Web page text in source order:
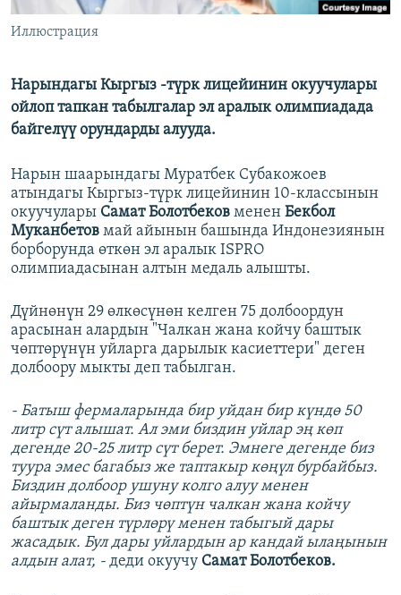
Иллюстрация
Нарындагы Кыргыз -түрк лицейинин окуучулары
ойлоп тапкан табылгалар эл аралык олимпиадада
байгелүү орундарды алууда.
Нарын шаарындагы Муратбек Субакожоев
атындагы Кыргыз-түрк лицейинин 10-классынын
окуучулары Самат Болотбеков менен Бекбол
Муканбетов май айынын башында Индонезиянын
борборунда өткөн эл аралык ISPRO
олимпиадасынан алтын медаль алышты.
Дүйнөнүн 29 өлкөсүнөн келген 75 долбоордун
арасынан алардын "Чалкан жана койчу баштык
чөптөрүнүн уйларга дарылык касиеттери" деген
долбоору мыкты деп табылган.
- Батыш фермаларында бир уйдан бир күндө 50
литр сүт алышат. Ал эми биздин уйлар эң көп
дегенде 20-25 литр сүт берет. Эмнеге дегенде биз
туура эмес багабыз же таптакыр көңүл бурбайбыз.
Биздин долбоор ушуну колго алуу менен
айырмаланды. Биз чөптүн чалкан жана койчу
баштык деген түрлөрү менен табыгый дары
жасадык. Бул дары уйлардын ар кандай ылаңынын
алдын алат, - деди окуучу Самат Болотбеков.